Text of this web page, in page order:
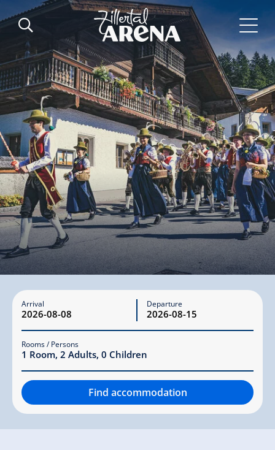
Arrival Departure
Rooms / Persons
1 Room, 2 Adults, 0 Children
Find accommodation